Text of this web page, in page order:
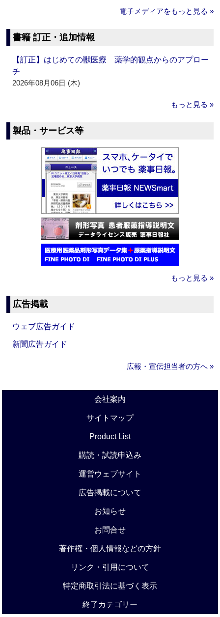
電子メディアをもっと見る »
書籍 訂正・追加情報
【訂正】はじめての獣医療 薬学的観点からのアプロー
チ
2026年08月06日 (木)
もっと見る »
製品・サービス等
もっと見る »
広告掲載
ウェブ広告ガイド
新聞広告ガイド
広報・宣伝担当者の方へ »
会社案内
サイトマップ
Product List
購読・試読申込み
運営ウェブサイト
広告掲載について
お知らせ
お問合せ
著作権・個人情報などの方針
リンク・引用について
特定商取引法に基づく表示
終了カテゴリー